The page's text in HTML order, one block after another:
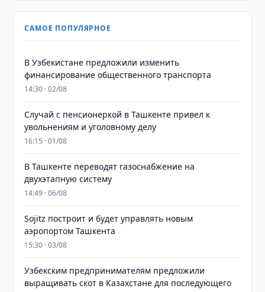
САМОЕ ПОПУЛЯРНОЕ
В Узбекистане предложили изменить
финансирование общественного транспорта
14:30 · 02/08
Случай с пенсионеркой в Ташкенте привел к
увольнениям и уголовному делу
16:15 · 01/08
В Ташкенте переводят газоснабжение на
двухэтапную систему
14:49 · 06/08
Sojitz построит и будет управлять новым
аэропортом Ташкента
15:30 · 03/08
Узбекским предпринимателям предложили
выращивать скот в Казахстане для последующего